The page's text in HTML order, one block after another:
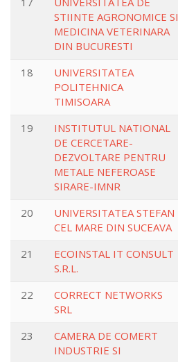
STIINTE AGRONOMICE SI
MEDICINA VETERINARA
DIN BUCURESTI
18
UNIVERSITATEA
POLITEHNICA
TIMISOARA
19
INSTITUTUL NATIONAL
DE CERCETARE-
DEZVOLTARE PENTRU
METALE NEFEROASE
SIRARE-IMNR
20
UNIVERSITATEA STEFAN
CEL MARE DIN SUCEAVA
21
ECOINSTAL IT CONSULT
S.R.L.
22
CORRECT NETWORKS
SRL
23
CAMERA DE COMERT
INDUSTRIE SI